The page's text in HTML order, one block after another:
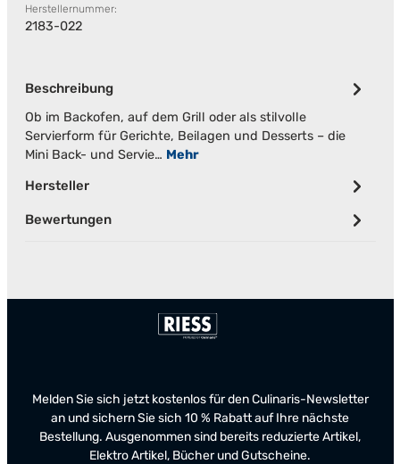
Herstellernummer:
2183-022
Beschreibung
Ob im Backofen, auf dem Grill oder als stilvolle
Servierform für Gerichte, Beilagen und Desserts – die
Mini Back- und Servie… Mehr
Hersteller
Bewertungen
Melden Sie sich jetzt kostenlos für den Culinaris-Newsletter
an und sichern Sie sich 10 % Rabatt auf Ihre nächste
Bestellung. Ausgenommen sind bereits reduzierte Artikel,
Elektro Artikel, Bücher und Gutscheine.